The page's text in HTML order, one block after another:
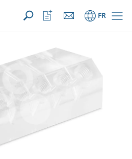
({{productCount}} Products)
OUVRIR
FR
Ouvrir
la
liste
favoris